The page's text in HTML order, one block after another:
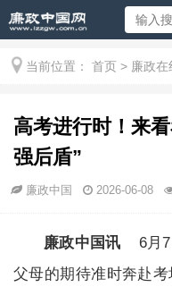
当前位置： 首页 > 廉政在
高考进行时！来
强后盾”
廉政中国 2026-06-08
廉政中国讯
6月
父母的期待准时奔赴